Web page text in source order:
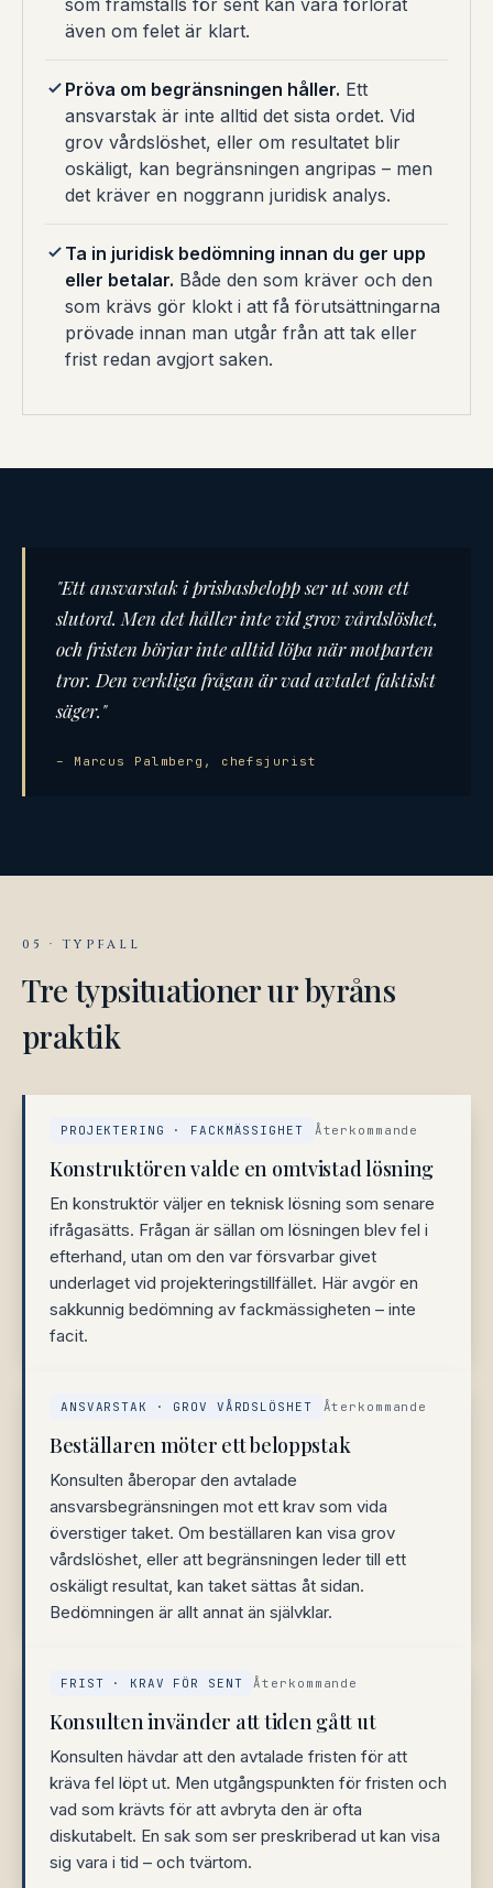
som framställs för sent kan vara förlorat
även om felet är klart.
Pröva om begränsningen håller. Ett
ansvarstak är inte alltid det sista ordet. Vid
grov vårdslöshet, eller om resultatet blir
oskäligt, kan begränsningen angripas – men
det kräver en noggrann juridisk analys.
Ta in juridisk bedömning innan du ger upp
eller betalar. Både den som kräver och den
som krävs gör klokt i att få förutsättningarna
prövade innan man utgår från att tak eller
frist redan avgjort saken.
"Ett ansvarstak i prisbasbelopp ser ut som ett
slutord. Men det håller inte vid grov vårdslöshet,
och fristen börjar inte alltid löpa när motparten
tror. Den verkliga frågan är vad avtalet faktiskt
säger."
– Marcus Palmberg, chefsjurist
05 · TYPFALL
Tre typsituationer ur byråns
praktik
PROJEKTERING · FACKMÄSSIGHET Återkommande
Konstruktören valde en omtvistad lösning
En konstruktör väljer en teknisk lösning som senare
ifrågasätts. Frågan är sällan om lösningen blev fel i
efterhand, utan om den var försvarbar givet
underlaget vid projekteringstillfället. Här avgör en
sakkunnig bedömning av fackmässigheten – inte
facit.
ANSVARSTAK · GROV VÅRDSLÖSHET Återkommande
Beställaren möter ett beloppstak
Konsulten åberopar den avtalade
ansvarsbegränsningen mot ett krav som vida
överstiger taket. Om beställaren kan visa grov
vårdslöshet, eller att begränsningen leder till ett
oskäligt resultat, kan taket sättas åt sidan.
Bedömningen är allt annat än självklar.
FRIST · KRAV FÖR SENT Återkommande
Konsulten invänder att tiden gått ut
Konsulten hävdar att den avtalade fristen för att
kräva fel löpt ut. Men utgångspunkten för fristen och
vad som krävts för att avbryta den är ofta
diskutabelt. En sak som ser preskriberad ut kan visa
sig vara i tid – och tvärtom.